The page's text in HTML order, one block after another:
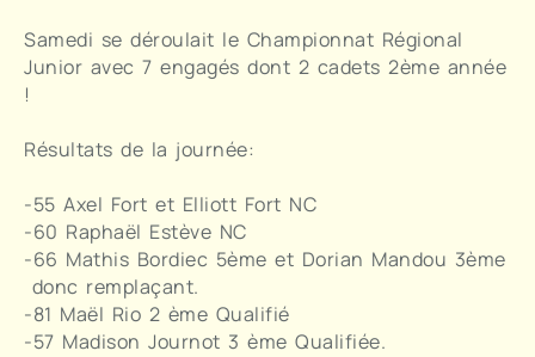
Samedi se déroulait le Championnat Régional
Junior avec 7 engagés dont 2 cadets 2ème année
!
Résultats de la journée:
-55 Axel Fort et Elliott Fort NC
-60 Raphaël Estève NC
-66 Mathis Bordiec 5ème et Dorian Mandou 3ème
donc remplaçant.
-81 Maël Rio 2 ème Qualifié
-57 Madison Journot 3 ème Qualifiée.